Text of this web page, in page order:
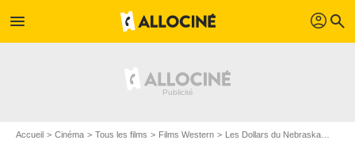
menu profil search
Accueil Cinéma Tous les films Films Western Les Dollars du Nebraska